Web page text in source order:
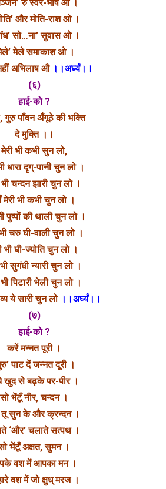
रु स्वर-भाष ओ ।
और मोति-राश ओ ।
सो…ना’ सुवास ओ ।
मेले समाकाश ओ ।
अभिलाष औ।।अर्घ्यं।।
(६)
हाई-को ?
गुरु पाँवन अँगूठे की भक्ति
दे मुक्ति ।।
मेरी भी कभी सुन लो,
धारा दृग्-पानी चुन लो ।
भी चन्दन झारी चुन लो ।
मेरी भी कभी चुन लो ।
पुष्पों की थाली चुन लो ।
चरु घी-वाली चुन लो ।
भी घी-ज्योति चुन लो ।
सुगंधी न्यारी चुन लो ।
पिटारी भेली चुन लो ।
ये सारी चुन लो।।अर्घ्यं।।
(७)
हाई-को ?
करें मन्नत पूरी ।
पाट दें जन्नत दूरी ।
खुद से बढ़के पर-पीर ।
सो भेंटूँ नीर, चन्दन ।
सुन के और क्रन्दन ।
‘और’ चलाते सत्पथ ।
भेंटूँ अक्षत, सुमन ।
वश में आपका मन ।
वश में जो क्षुध् मरज ।